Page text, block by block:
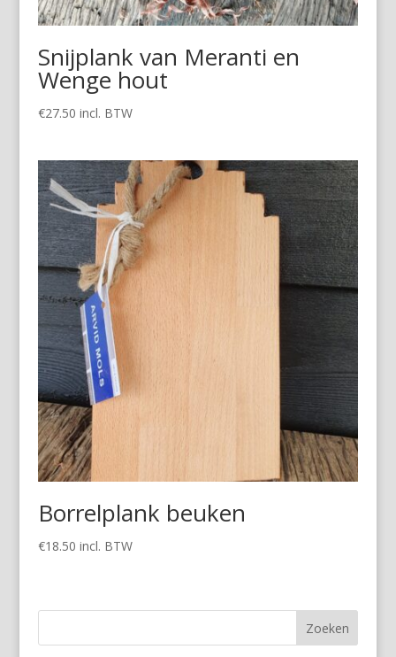
Snijplank van Meranti en
Wenge hout
€27.50 incl. BTW
Borrelplank beuken
€18.50 incl. BTW